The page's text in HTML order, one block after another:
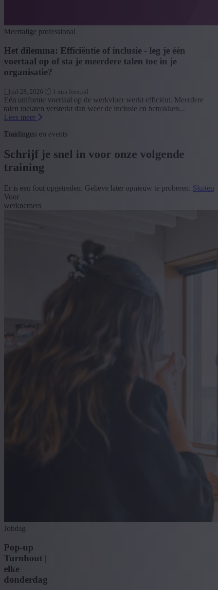
Meertalige professional
Het dilemma: Efficiëntie of inclusie - leg je één
voertaal op of sta je meerdere talen toe in je
organisatie?
jul 28, 2026 1 min leestijd
Eén uniforme voertaal op de werkvloer werkt efficiënt. Meerdere
talen toelaten versterkt dan weer de inclusie en betrokken...
Lees meer
Loading...
Trainingen en events
Schrijf je snel in voor onze volgende
training
Er is een fout opgetreden. Gelieve later opnieuw te proberen. Sluiten
Voor
werknemers
Jobdag
Pop-up
Turnhout |
elke
donderdag